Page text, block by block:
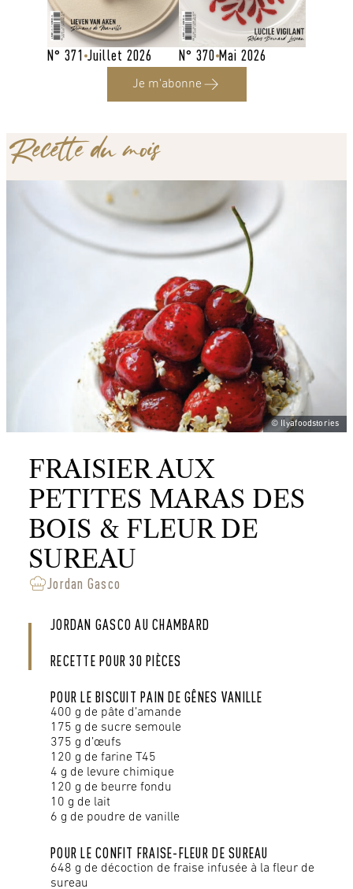
N° 371 Juillet 2026 N° 370 Mai 2026
Je m'abonne
Recette du mois
© Ilyafoodstories
FRAISIER AUX
PETITES MARAS DES
BOIS & FLEUR DE
SUREAU
Jordan Gasco
JORDAN GASCO AU CHAMBARD
RECETTE POUR 30 PIÈCES
POUR LE BISCUIT PAIN DE GÊNES VANILLE
400 g de pâte d’amande
175 g de sucre semoule
375 g d’œufs
120 g de farine T45
4 g de levure chimique
120 g de beurre fondu
10 g de lait
6 g de poudre de vanille
POUR LE CONFIT FRAISE-FLEUR DE SUREAU
648 g de décoction de fraise infusée à la fleur de
sureau